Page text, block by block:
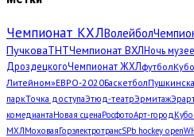
Чемпионат КХЛВолейбол
ПучковаТНТЧемпионат ВХЛНочь
ДроздецкогоЧемпионат ЖХЛфутбол
Литейном»ЕВРО-2020Баскетбол
паркТочка доступаЭтюд-театрЭрмитаж
комедиантаНовая сценаРосфотоАрт-город
МХЛМоховаяГорэлектротрансSPb hockey open